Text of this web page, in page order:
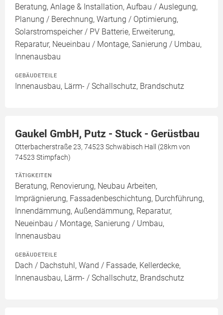
Beratung, Anlage & Installation, Aufbau / Auslegung,
Planung / Berechnung, Wartung / Optimierung,
Solarstromspeicher / PV Batterie, Erweiterung,
Reparatur, Neueinbau / Montage, Sanierung / Umbau,
Innenausbau
GEBÄUDETEILE
Innenausbau, Lärm- / Schallschutz, Brandschutz
Gaukel GmbH, Putz - Stuck - Gerüstbau
Otterbacherstraße 23, 74523 Schwäbisch Hall (28km von
74523 Stimpfach)
TÄTIGKEITEN
Beratung, Renovierung, Neubau Arbeiten,
Imprägnierung, Fassadenbeschichtung, Durchführung,
Innendämmung, Außendämmung, Reparatur,
Neueinbau / Montage, Sanierung / Umbau,
Innenausbau
GEBÄUDETEILE
Dach / Dachstuhl, Wand / Fassade, Kellerdecke,
Innenausbau, Lärm- / Schallschutz, Brandschutz